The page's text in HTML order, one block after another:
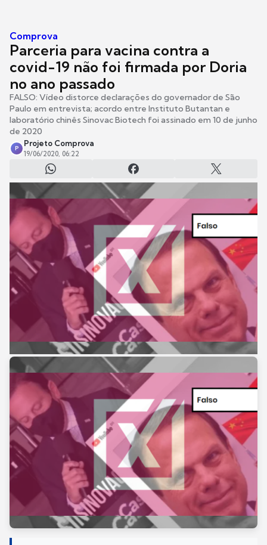
Comprova
Parceria para vacina contra a
covid-19 não foi firmada por Doria
no ano passado
FALSO: Vídeo distorce declarações do governador de São
Paulo em entrevista; acordo entre Instituto Butantan e
laboratório chinês Sinovac Biotech foi assinado em 10 de junho
de 2020
P
Projeto Comprova
19/06/2020, 06:22